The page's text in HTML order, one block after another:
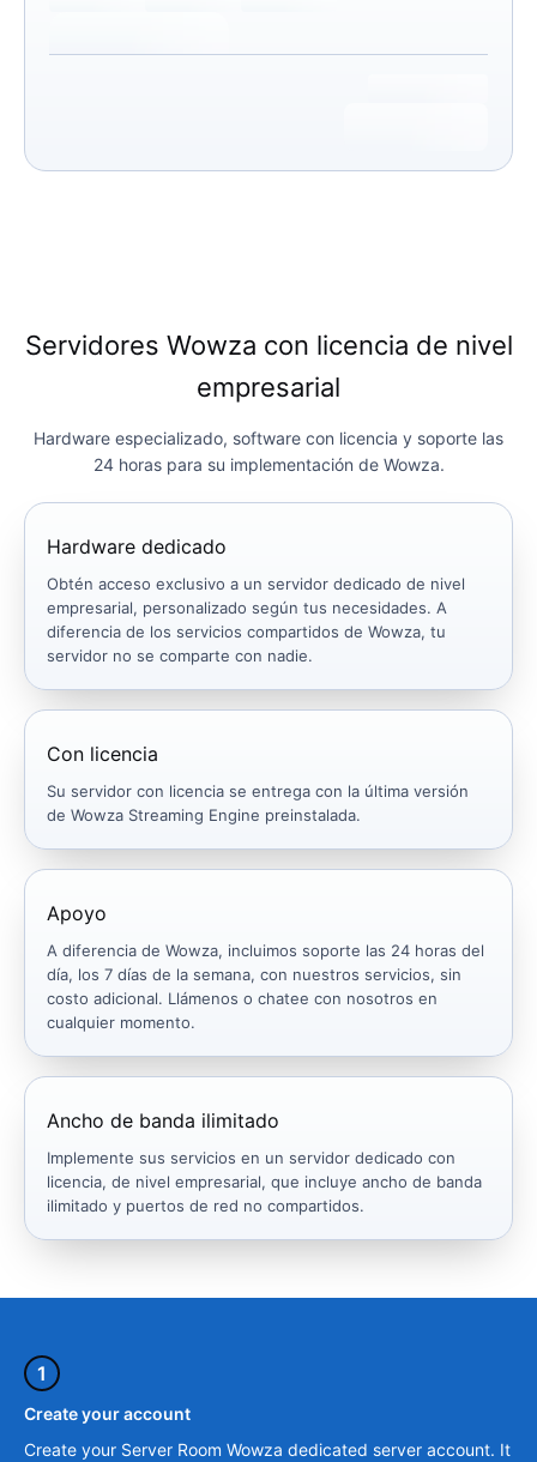
Servidores Wowza con licencia de nivel
empresarial
Hardware especializado, software con licencia y soporte las
24 horas para su implementación de Wowza.
Hardware dedicado
Obtén acceso exclusivo a un servidor dedicado de nivel
empresarial, personalizado según tus necesidades. A
diferencia de los servicios compartidos de Wowza, tu
servidor no se comparte con nadie.
Con licencia
Su servidor con licencia se entrega con la última versión
de Wowza Streaming Engine preinstalada.
Apoyo
A diferencia de Wowza, incluimos soporte las 24 horas del
día, los 7 días de la semana, con nuestros servicios, sin
costo adicional. Llámenos o chatee con nosotros en
cualquier momento.
Ancho de banda ilimitado
Implemente sus servicios en un servidor dedicado con
licencia, de nivel empresarial, que incluye ancho de banda
ilimitado y puertos de red no compartidos.
1
Create your account
Create your Server Room Wowza dedicated server account. It